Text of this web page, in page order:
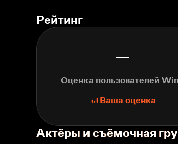
Рейтинг
—
Оценка пользователей
Ваша оценка
Актёры и съёмочная